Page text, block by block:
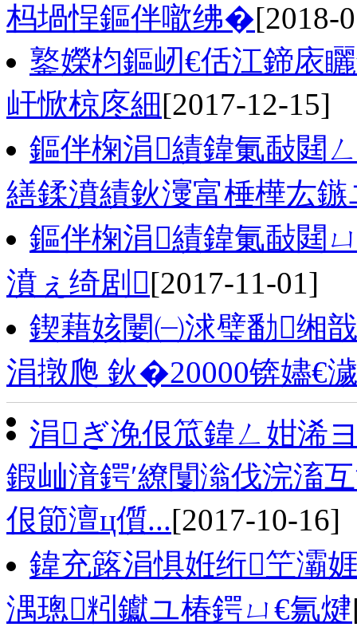
杩堝悜鏂伴噷绋�[2018-
鐜嬫枃鏂屻€佸江鍗庡
屽惞椋庝細[2017-12-15]
鏂伴椈涓績鍏氭敮閮
繕鍒濆績鈥濅富棰樺厷
鏂伴椈涓績鍏氭敮閮
濆ぇ绮剧[2017-11-01]
鍥藉姟闄㈠浗璧勫缃
涓撴爮 鈥�20000锛嬧€
涓ぎ浼佷笟鍏ㄥ姏浠
鍜屾湇鍔′繚闅滃伐浣滀
佷節澶ц儨...[2017-10-16]
鍏充簬涓惧姙绗笁灞
湡璁粌钀ユ椿鍔ㄩ€氱煡